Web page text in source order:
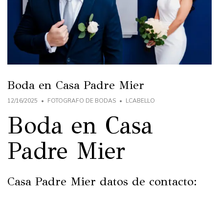
Boda en Casa Padre Mier
12/16/2025 FOTOGRAFO DE BODAS LCABELLO
Boda en Casa
Padre Mier
Casa Padre Mier datos de contacto: